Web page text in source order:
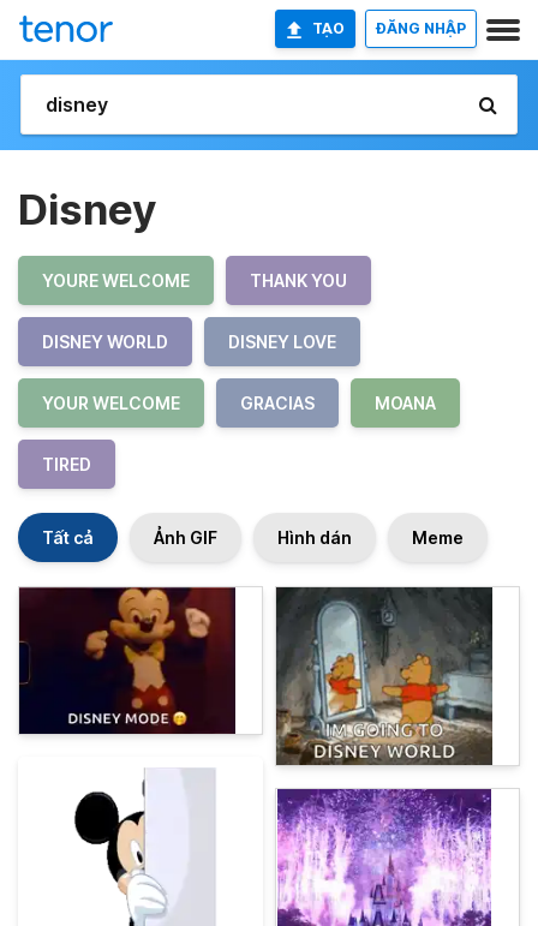
TẠO ĐĂNG NHẬP
Disney
YOURE WELCOME THANK YOU
DISNEY WORLD DISNEY LOVE
YOUR WELCOME GRACIAS MOANA
TIRED
Tất cả Ảnh GIF Hình dán Meme